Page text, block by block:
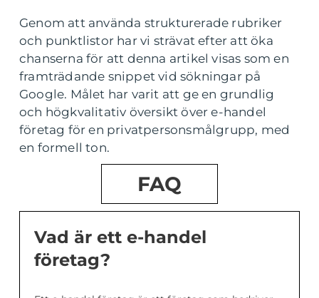
Genom att använda strukturerade rubriker
och punktlistor har vi strävat efter att öka
chanserna för att denna artikel visas som en
framträdande snippet vid sökningar på
Google. Målet har varit att ge en grundlig
och högkvalitativ översikt över e-handel
företag för en privatpersonsmålgrupp, med
en formell ton.
FAQ
Vad är ett e-handel
företag?